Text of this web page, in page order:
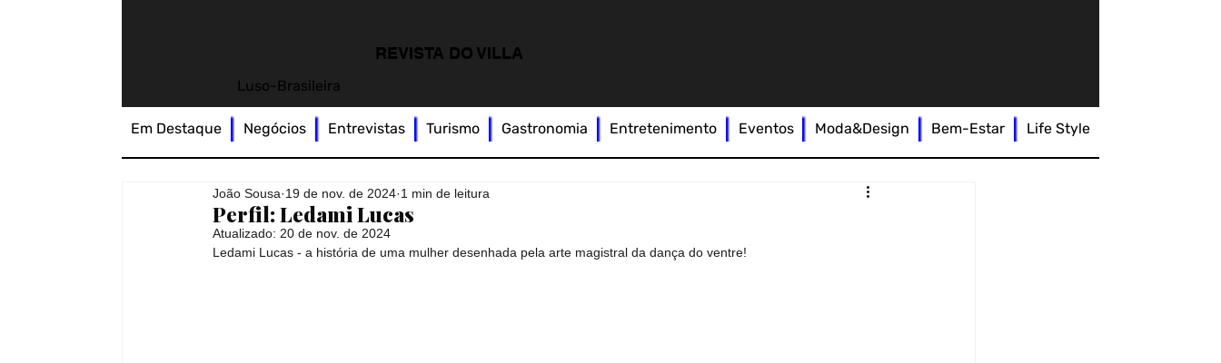
REVISTA DO VILLA
Luso-Brasileira
Perfil: Ledami Lucas
João Sousa 19 de nov. de 2024 1 min de leitura
Atualizado: 20 de nov. de 2024
Ledami Lucas - a história de uma mulher desenhada pela arte magistral da dança do ventre!
Em Destaque Negócios Entrevistas Turismo Gastronomia Entretenimento Eventos Moda&Design Bem-Estar Life Style